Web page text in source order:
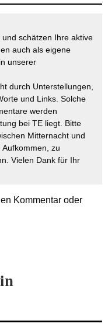
schätzen Ihre aktive
auch als eigene
unserer
durch Unterstellungen,
und Links. Solche
werden
bei TE liegt. Bitte
Mitternacht und
zu
Vielen Dank für Ihr
Kommentar oder